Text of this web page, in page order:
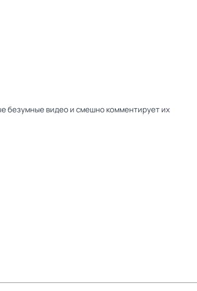
безумные видео и смешно комментирует их